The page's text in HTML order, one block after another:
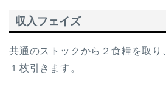
収入フェイズ
共通のストックから２食糧を取り
１枚引きます。